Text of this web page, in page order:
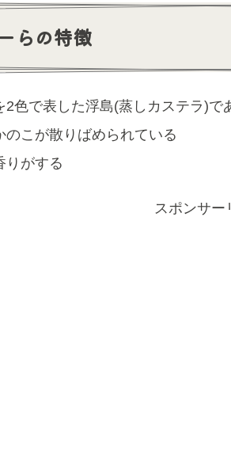
らの特徴
2色で表した浮島(蒸しカステラ)で
のこが散りばめられている
りがする
スポンサー